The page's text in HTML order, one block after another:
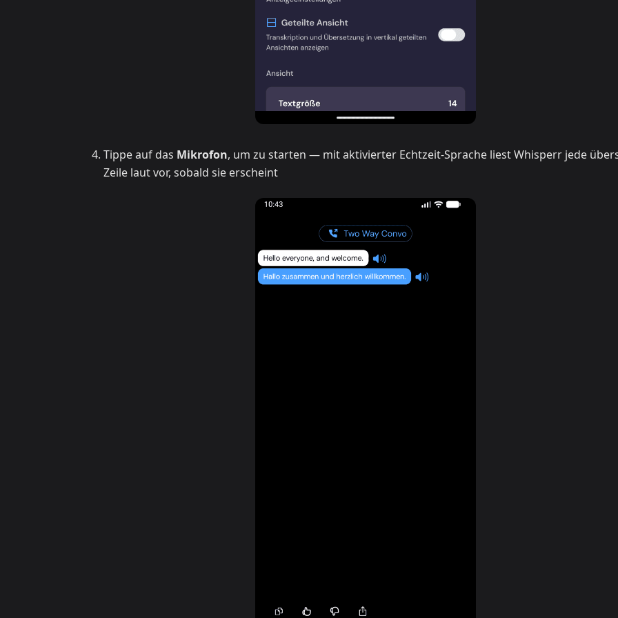
Tippe auf das Mikrofon, um zu starten — mit aktivierter Echtzeit-Sprache liest Whisperr jede
Zeile laut vor, sobald sie erscheint